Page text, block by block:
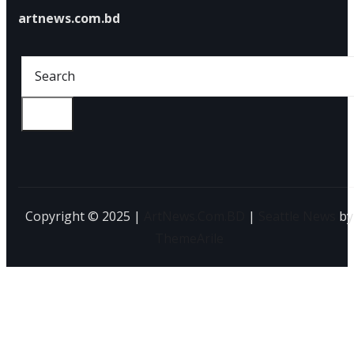
artnews.com.bd
Copyright © 2025 | |
by